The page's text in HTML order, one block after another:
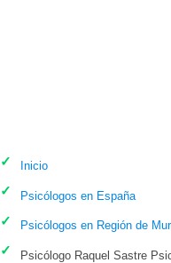
Inicio
Psicólogos en España
Psicólogos en Región de
Psicólogo Raquel Sastre